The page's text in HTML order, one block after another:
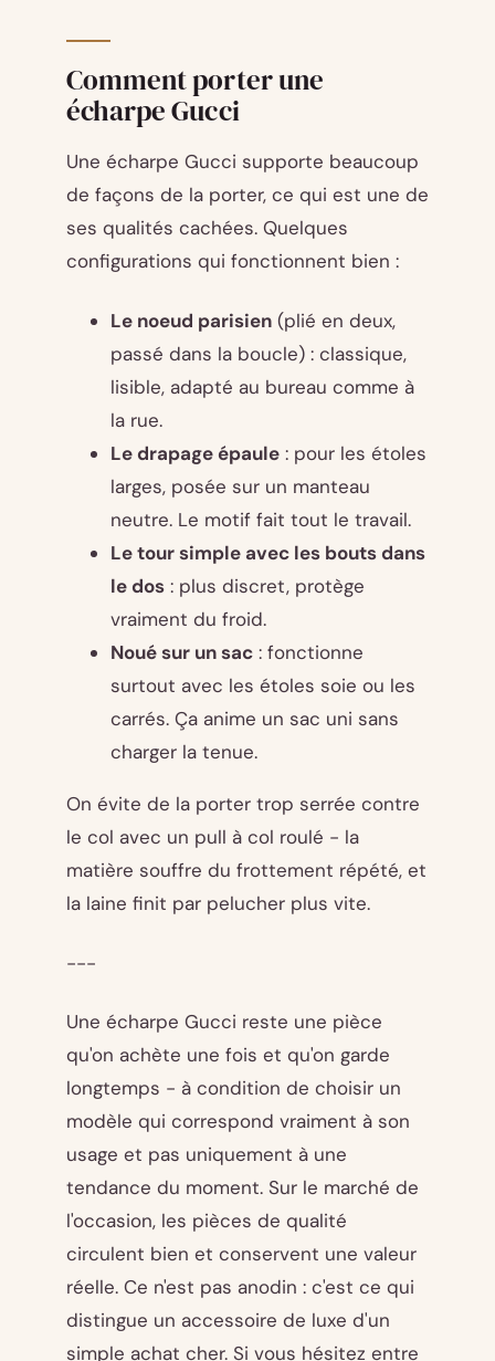
Comment porter une
écharpe Gucci
Une écharpe Gucci supporte beaucoup
de façons de la porter, ce qui est une de
ses qualités cachées. Quelques
configurations qui fonctionnent bien :
Le noeud parisien (plié en deux,
passé dans la boucle) : classique,
lisible, adapté au bureau comme à
la rue.
Le drapage épaule : pour les étoles
larges, posée sur un manteau
neutre. Le motif fait tout le travail.
Le tour simple avec les bouts dans
le dos : plus discret, protège
vraiment du froid.
Noué sur un sac : fonctionne
surtout avec les étoles soie ou les
carrés. Ça anime un sac uni sans
charger la tenue.
On évite de la porter trop serrée contre
le col avec un pull à col roulé - la
matière souffre du frottement répété, et
la laine finit par pelucher plus vite.
---
Une écharpe Gucci reste une pièce
qu'on achète une fois et qu'on garde
longtemps - à condition de choisir un
modèle qui correspond vraiment à son
usage et pas uniquement à une
tendance du moment. Sur le marché de
l'occasion, les pièces de qualité
circulent bien et conservent une valeur
réelle. Ce n'est pas anodin : c'est ce qui
distingue un accessoire de luxe d'un
simple achat cher. Si vous hésitez entre